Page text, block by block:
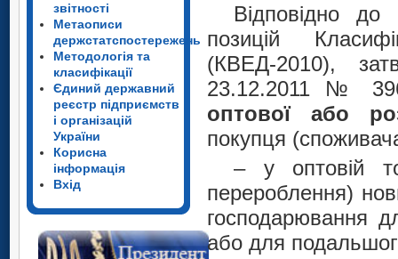
звітності
Метаописи
держстатспостережень
Методологія та
класифікації
Єдиний державний
реєстр підприємств
і організацій
України
Корисна
інформація
Вхід
Відповідно
позицій
(КВЕД-2010),
23.12.2011 №
оптової або
покупця
– у оптовій
перероблення)
господарювання
або для